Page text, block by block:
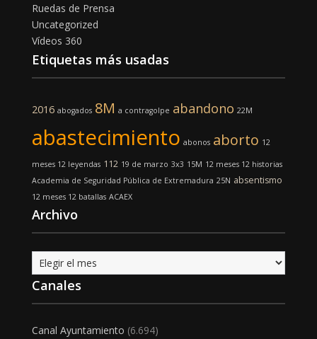
Ruedas de Prensa
Uncategorized
Vídeos 360
Etiquetas más usadas
2016 abogados 8M a contragolpe abandono 22M
abastecimiento abonos aborto 12
meses 12 leyendas 112 19 de marzo 3x3 15M 12 meses 12 historias
Academia de Seguridad Pública de Extremadura 25N absentismo
12 meses 12 batallas ACAEX
Archivo
Archivo
Canales
Canal Ayuntamiento (6.694)